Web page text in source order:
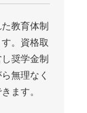
教育体制
。資格取
奨学金制
無理なく
ます。